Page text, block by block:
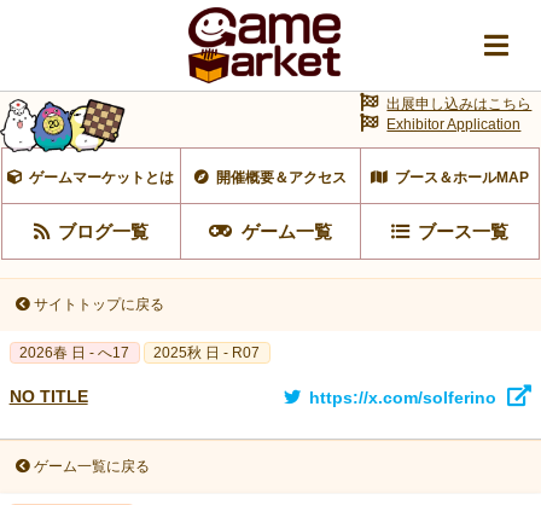
ゲームマーケットとは 開催概要＆アクセス ブース＆ホールMAP
ブログ一覧 ゲーム一覧 ブース一覧
出展申し込みはこちら
Exhibitor Application
サイトトップに戻る
2026春 日 - へ17 2025秋 日 - R07
NO TITLE https://x.com/solferino
ゲーム一覧に戻る